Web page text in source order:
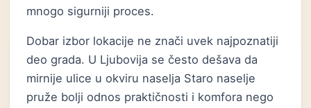
mnogo sigurniji proces.
Dobar izbor lokacije ne znači uvek najpoznatiji
deo grada. U Ljubovija se često dešava da
mirnije ulice u okviru naselja Staro naselje
pruže bolji odnos praktičnosti i komfora nego